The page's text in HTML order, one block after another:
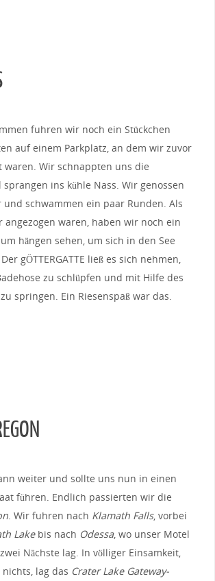
fuhren wir noch ein Stückchen
auf einem Parkplatz, an dem wir zuvor
waren. Wir schnappten uns die
sprangen ins kühle Nass. Wir genossen
und schwammen ein paar Runden. Als
angezogen waren, haben wir noch ein
hängen sehen, um sich in den See
gÖTTERGATTE ließ es sich nehmen,
zu schlüpfen und mit Hilfe des
springen. Ein Riesenspaß war das.
weiter und sollte uns nun in einen
führen. Endlich passierten wir die
. Wir fuhren nach Klamath Falls, vorbei
Lakebis nach Odessa, wo unser Motel
Nächste lag. In völliger Einsamkeit,
lag das Crater Lake Gateway-